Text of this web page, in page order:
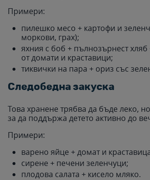
Примери:
пилешко месо + картофи и
моркови, грах);
яхния с боб + пълнозърнест хляб
от домати и краставици;
тиквички на пара + ориз със
Следобедна закуска
Това хранене трябва да бъде леко,
за да поддържа детето активно до
Примери:
варено яйце + домат и
сирене + печени зеленчуци;
плодова салата + кисело мляко.